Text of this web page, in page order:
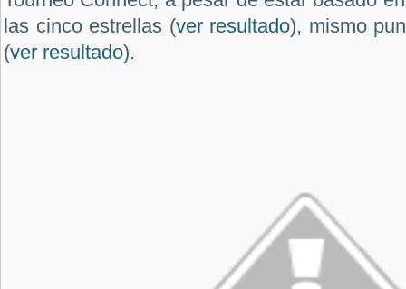
las cinco estrellas (ver resultado), mismo
(ver resultado).